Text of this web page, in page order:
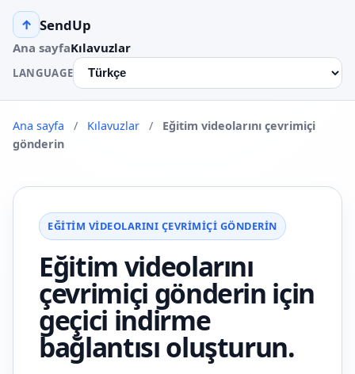
↑ SendUp
Ana sayfaKılavuzlar
LANGUAGE
Ana sayfa / Kılavuzlar /
Eğitim videolarını çevrimiçi
gönderin
EĞITIM VIDEOLARINI ÇEVRIMIÇI GÖNDERIN
Eğitim videolarını
çevrimiçi gönderin için
geçici indirme
bağlantısı oluşturun.